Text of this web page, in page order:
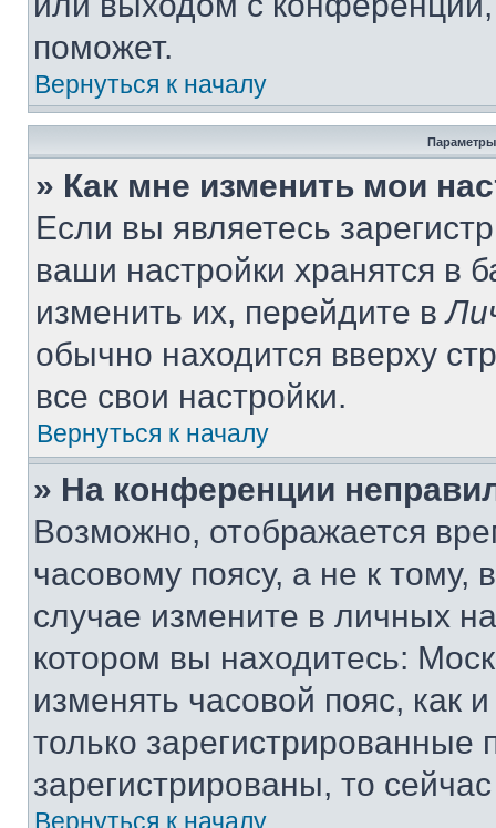
поможет.
Вернуться к началу
Параметры
» Как мне изменить мои
Если вы являетесь
ваши настройки хранятся в
изменить их, перейдите в
обычно находится вверху
все свои настройки.
Вернуться к началу
» На конференции
Возможно, отображается
часовому поясу, а не к тому,
случае измените в личных
котором вы находитесь:
изменять часовой пояс, как
только
зарегистрированы, то
Вернуться к началу